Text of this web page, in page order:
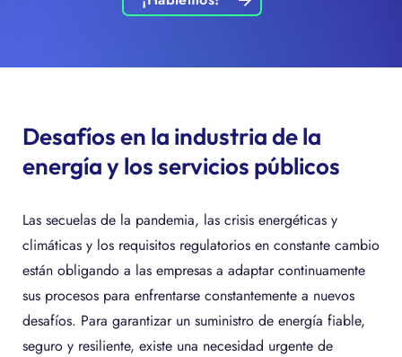
Desafíos en la industria de la
energía y los servicios públicos
Las secuelas de la pandemia, las crisis energéticas y
climáticas y los requisitos regulatorios en constante cambio
están obligando a las empresas a adaptar continuamente
sus procesos para enfrentarse constantemente a nuevos
desafíos. Para garantizar un suministro de energía fiable,
seguro y resiliente, existe una necesidad urgente de